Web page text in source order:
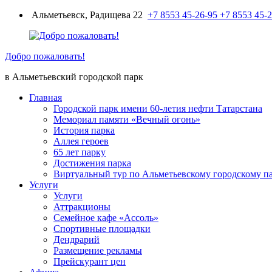
Перейти
содержимому
Альметьевск, Радищева 22 +7 8553 45-26-95 +7 8553 45-
Добро пожаловать!
в Альметьевский городской парк
Главная
Городской парк имени 60-летия нефти Татарстана
Мемориал памяти «Вечный огонь»
История парка
Аллея героев
65 лет парку
Достижения парка
Виртуальный тур по Альметьевскому городскому
Услуги
Услуги
Аттракционы
Семейное кафе «Ассоль»
Спортивные площадки
Дендрарий
Размещение рекламы
Прейскурант цен